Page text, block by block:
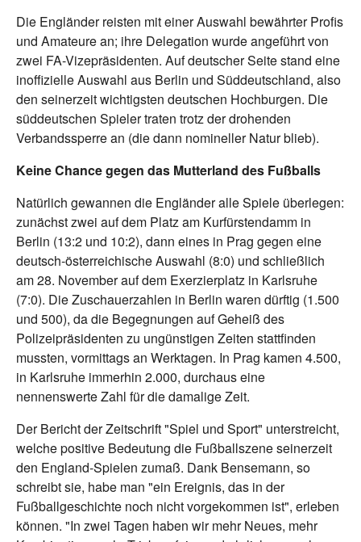
Die Engländer reisten mit einer Auswahl bewährter Profis
und Amateure an; ihre Delegation wurde angeführt von
zwei FA-Vizepräsidenten. Auf deutscher Seite stand eine
inoffizielle Auswahl aus Berlin und Süddeutschland, also
den seinerzeit wichtigsten deutschen Hochburgen. Die
süddeutschen Spieler traten trotz der drohenden
Verbandssperre an (die dann nomineller Natur blieb).
Keine Chance gegen das Mutterland des Fußballs
Natürlich gewannen die Engländer alle Spiele überlegen:
zunächst zwei auf dem Platz am Kurfürstendamm in
Berlin (13:2 und 10:2), dann eines in Prag gegen eine
deutsch-österreichische Auswahl (8:0) und schließlich
am 28. November auf dem Exerzierplatz in Karlsruhe
(7:0). Die Zuschauerzahlen in Berlin waren dürftig (1.500
und 500), da die Begegnungen auf Geheiß des
Polizeipräsidenten zu ungünstigen Zeiten stattfinden
mussten, vormittags an Werktagen. In Prag kamen 4.500,
in Karlsruhe immerhin 2.000, durchaus eine
nennenswerte Zahl für die damalige Zeit.
Der Bericht der Zeitschrift "Spiel und Sport" unterstreicht,
welche positive Bedeutung die Fußballszene seinerzeit
den England-Spielen zumaß. Dank Bensemann, so
schreibt sie, habe man "ein Ereignis, das in der
Fußballgeschichte noch nicht vorgekommen ist", erleben
können. "In zwei Tagen haben wir mehr Neues, mehr